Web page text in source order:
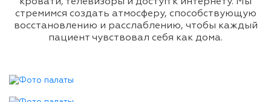
стремимся создать атмосферу, способствующую
восстановлению и расслаблению, чтобы каждый
пациент чувствовал себя как дома.